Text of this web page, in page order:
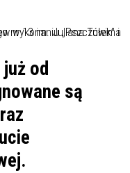
od
są